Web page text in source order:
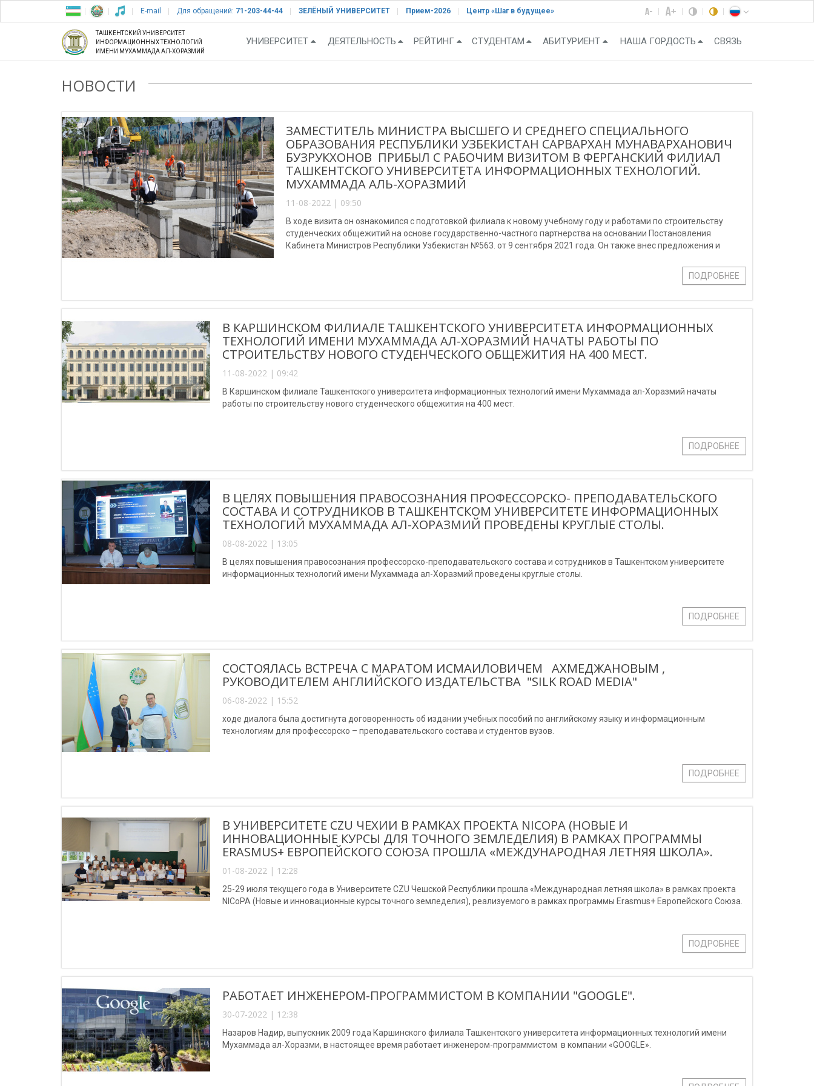
E-mail Для обращений: 71-203-44-44 ЗЕЛЁНЫЙ УНИВЕРСИТЕТ Прием-2026 Центр «Шаг в будущее»
ТАШКЕНТСКИЙ УНИВЕРСИТЕТ
ИНФОРМАЦИОННЫХ ТЕХНОЛОГИЙ
ИМЕНИ МУХАММАДА АЛ-ХОРАЗМИЙ
УНИВЕРСИТЕТ ДЕЯТЕЛЬНОСТЬ РЕЙТИНГ СТУДЕНТАМ АБИТУРИЕНТ НАША ГОРДОСТЬ СВЯЗЬ
НОВОСТИ
ЗАМЕСТИТЕЛЬ МИНИСТРА ВЫСШЕГО И СРЕДНЕГО СПЕЦИАЛЬНОГО
ОБРАЗОВАНИЯ РЕСПУБЛИКИ УЗБЕКИСТАН САРВАРХАН МУНАВАРХАНОВИЧ
БУЗРУКХОНОВ ПРИБЫЛ С РАБОЧИМ ВИЗИТОМ В ФЕРГАНСКИЙ ФИЛИАЛ
ТАШКЕНТСКОГО УНИВЕРСИТЕТА ИНФОРМАЦИОННЫХ ТЕХНОЛОГИЙ.
МУХАММАДА АЛЬ-ХОРАЗМИЙ
11-08-2022 | 09:50
В ходе визита он ознакомился с подготовкой филиала к новому учебному году и работами по строительству
студенческих общежитий на основе государственно-частного партнерства на основании Постановления
Кабинета Министров Республики Узбекистан №563. от 9 сентября 2021 года. Он также внес предложения и
ПОДРОБНЕЕ
В КАРШИНСКОМ ФИЛИАЛЕ ТАШКЕНТСКОГО УНИВЕРСИТЕТА ИНФОРМАЦИОННЫХ
ТЕХНОЛОГИЙ ИМЕНИ МУХАММАДА АЛ-ХОРАЗМИЙ НАЧАТЫ РАБОТЫ ПО
СТРОИТЕЛЬСТВУ НОВОГО СТУДЕНЧЕСКОГО ОБЩЕЖИТИЯ НА 400 МЕСТ.
11-08-2022 | 09:42
В Каршинском филиале Ташкентского университета информационных технологий имени Мухаммада ал-Хоразмий начаты
работы по строительству нового студенческого общежития на 400 мест.
ПОДРОБНЕЕ
В ЦЕЛЯХ ПОВЫШЕНИЯ ПРАВОСОЗНАНИЯ ПРОФЕССОРСКО- ПРЕПОДАВАТЕЛЬСКОГО
СОСТАВА И СОТРУДНИКОВ В ТАШКЕНТСКОМ УНИВЕРСИТЕТЕ ИНФОРМАЦИОННЫХ
ТЕХНОЛОГИЙ МУХАММАДА АЛ-ХОРАЗМИЙ ПРОВЕДЕНЫ КРУГЛЫЕ СТОЛЫ.
08-08-2022 | 13:05
В целях повышения правосознания профессорско-преподавательского состава и сотрудников в Ташкентском университете
информационных технологий имени Мухаммада ал-Хоразмий проведены круглые столы.
ПОДРОБНЕЕ
СОСТОЯЛАСЬ ВСТРЕЧА С МАРАТОМ ИСМАИЛОВИЧЕМ АХМЕДЖАНОВЫМ ,
РУКОВОДИТЕЛЕМ АНГЛИЙСКОГО ИЗДАТЕЛЬСТВА "SILK ROAD MEDIA"
06-08-2022 | 15:52
ходе диалога была достигнута договоренность об издании учебных пособий по английскому языку и информационным
технологиям для профессорско – преподавательского состава и студентов вузов.
ПОДРОБНЕЕ
В УНИВЕРСИТЕТЕ CZU ЧЕХИИ В РАМКАХ ПРОЕКТА NICOPA (НОВЫЕ И
ИННОВАЦИОННЫЕ КУРСЫ ДЛЯ ТОЧНОГО ЗЕМЛЕДЕЛИЯ) В РАМКАХ ПРОГРАММЫ
ERASMUS+ ЕВРОПЕЙСКОГО СОЮЗА ПРОШЛА «МЕЖДУНАРОДНАЯ ЛЕТНЯЯ ШКОЛА».
01-08-2022 | 12:28
25-29 июля текущего года в Университете CZU Чешской Республики прошла «Международная летняя школа» в рамках проекта
NICoPA (Новые и инновационные курсы точного земледелия), реализуемого в рамках программы Erasmus+ Европейского Союза.
ПОДРОБНЕЕ
РАБОТАЕТ ИНЖЕНЕРОМ-ПРОГРАММИСТОМ В КОМПАНИИ "GOOGLE".
30-07-2022 | 12:38
Назаров Надир, выпускник 2009 года Каршинского филиала Ташкентского университета информационных технологий имени
Мухаммада ал-Хоразми, в настоящее время работает инженером-программистом в компании «GOOGLE».